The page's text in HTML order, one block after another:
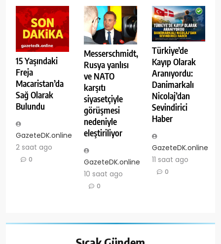
15 Yaşındaki
Freja
Macaristan’da
Sağ Olarak
Bulundu
GazeteDK.online
2 saat ago
0
Messerschmidt,
Rusya yanlısı
ve NATO
karşıtı
siyasetçiyle
görüşmesi
nedeniyle
eleştiriliyor
GazeteDK.online
10 saat ago
0
Türkiye’de
Kayıp Olarak
Aranıyordu:
Danimarkalı
Nicolaj’dan
Sevindirici
Haber
GazeteDK.online
11 saat ago
0